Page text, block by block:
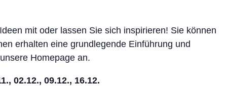
mit oder lassen Sie sich inspirieren! Sie können
erhalten eine grundlegende Einführung und
Homepage an.
02.12., 09.12., 16.12.